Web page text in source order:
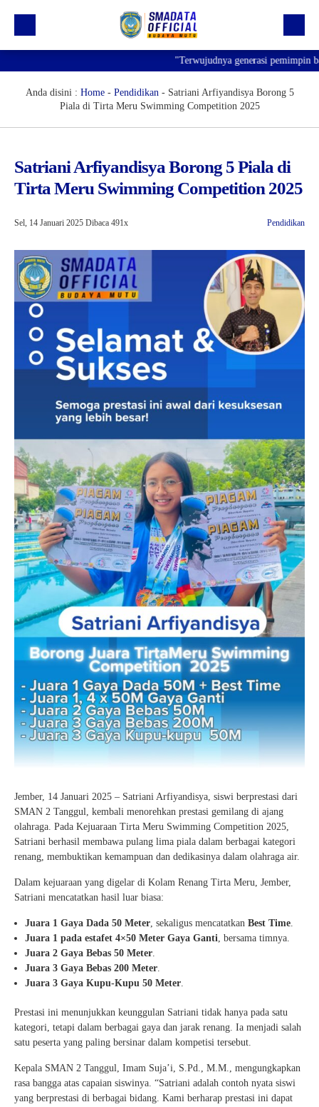
Profil
Informasi
"Terwujudnya generasi pemimpin
Anda disini : Home- Pendidikan- Satriani Arfiyandisya Borong 5
Piala di Tirta Meru Swimming Competition 2025
Satriani Arfiyandisya Borong 5 Piala di
Tirta Meru Swimming Competition 2025
Sel, 14 Januari 2025 Dibaca 491x Pendidikan
Jember, 14 Januari 2025 – Satriani Arfiyandisya, siswi berprestasi dari
SMAN 2 Tanggul, kembali menorehkan prestasi gemilang di ajang
olahraga. Pada Kejuaraan Tirta Meru Swimming Competition 2025,
Satriani berhasil membawa pulang lima piala dalam berbagai kategori
renang, membuktikan kemampuan dan dedikasinya dalam olahraga air.
Dalam kejuaraan yang digelar di Kolam Renang Tirta Meru, Jember,
Satriani mencatatkan hasil luar biasa:
Juara 1 Gaya Dada 50 Meter, sekaligus mencatatkan Best Time.
Juara 1 pada estafet 4×50 Meter Gaya Ganti, bersama timnya.
Juara 2 Gaya Bebas 50 Meter.
Juara 3 Gaya Bebas 200 Meter.
Juara 3 Gaya Kupu-Kupu 50 Meter.
Prestasi ini menunjukkan keunggulan Satriani tidak hanya pada satu
kategori, tetapi dalam berbagai gaya dan jarak renang. Ia menjadi salah
satu peserta yang paling bersinar dalam kompetisi tersebut.
Kepala SMAN 2 Tanggul, Imam Suja’i, S.Pd., M.M., mengungkapkan
rasa bangga atas capaian siswinya. “Satriani adalah contoh nyata siswi
yang berprestasi di berbagai bidang. Kami berharap prestasi ini dapat